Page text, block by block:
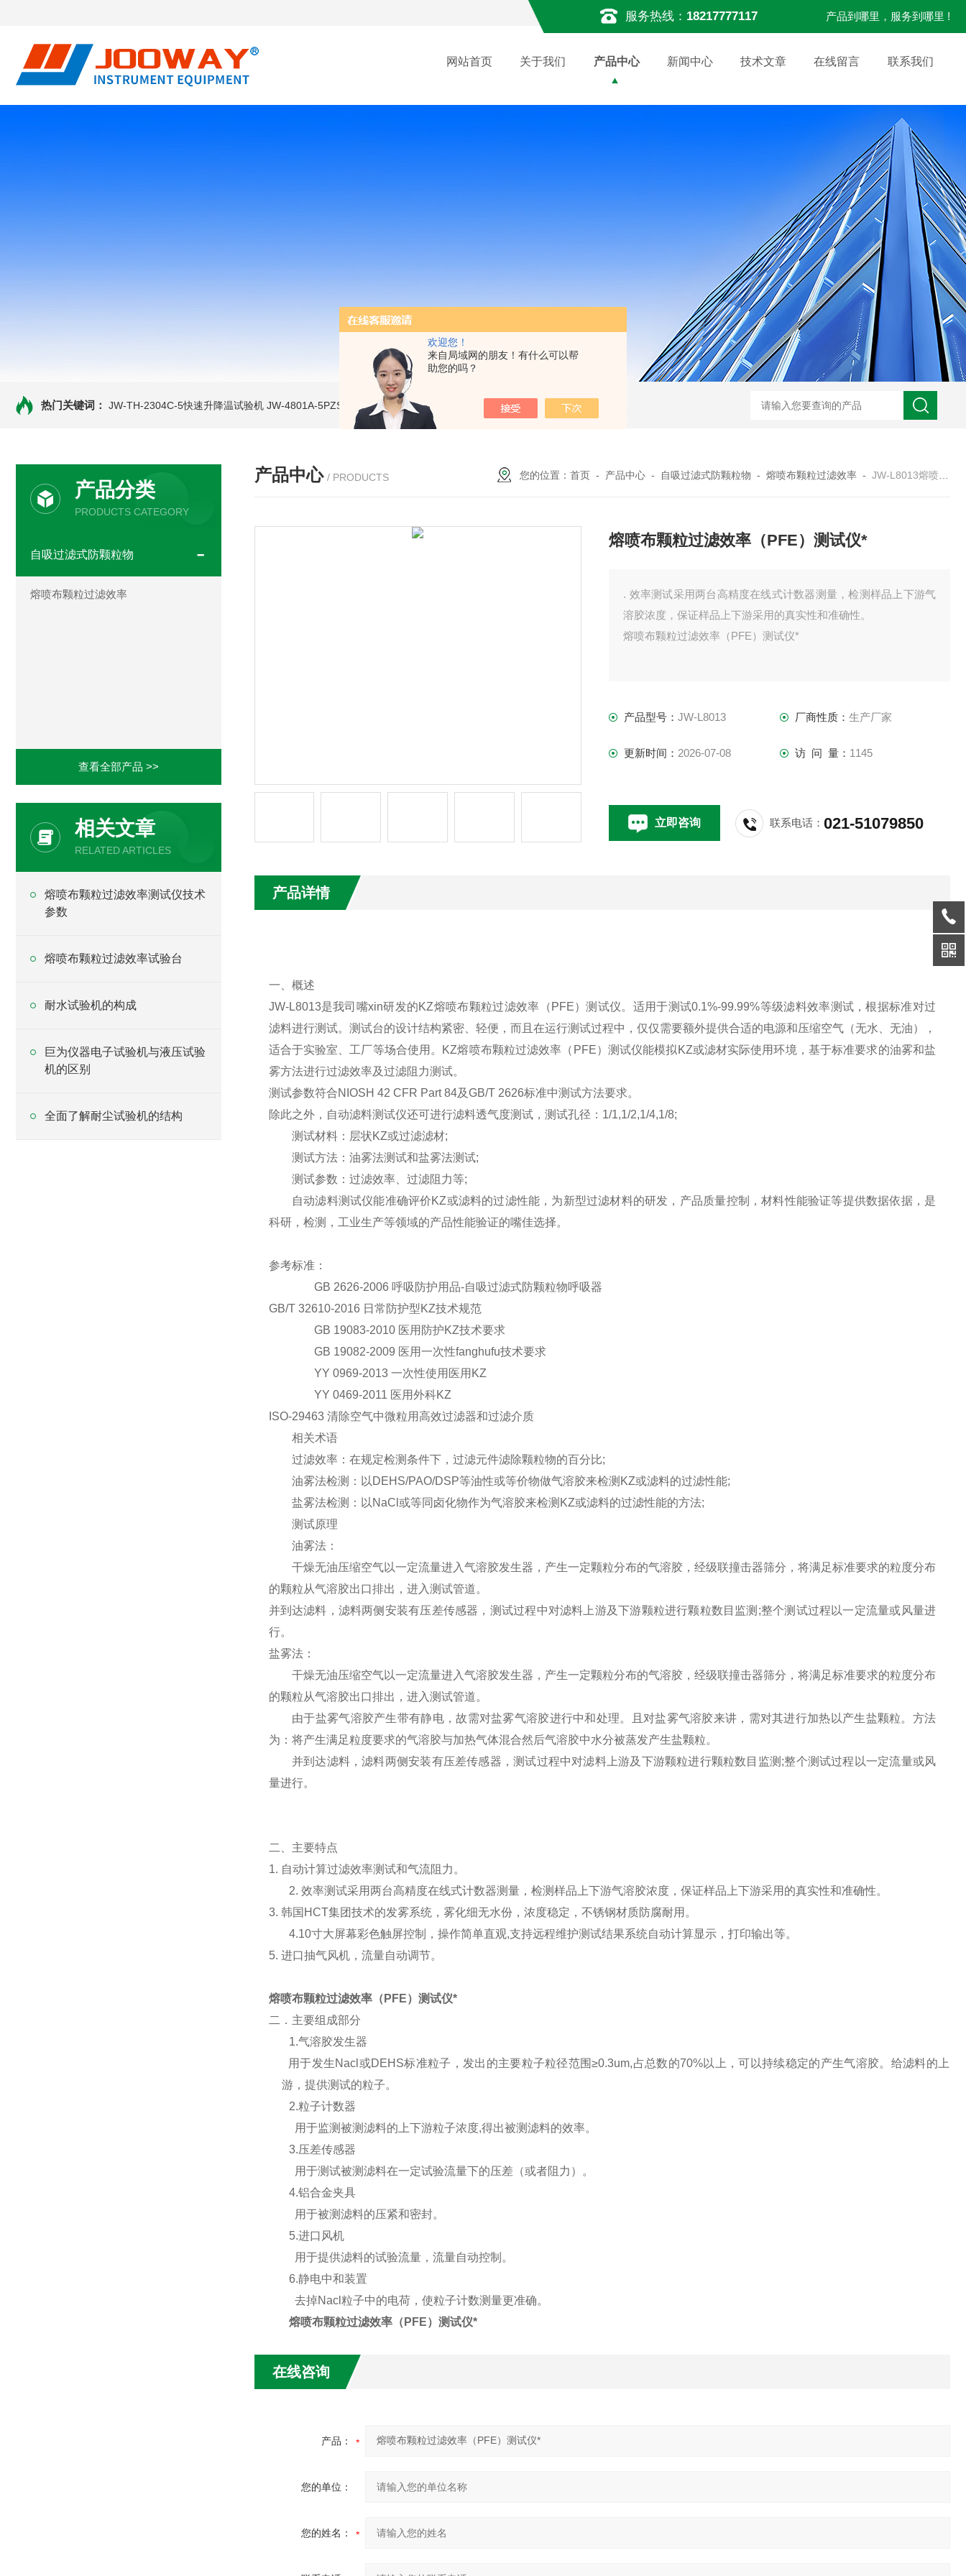
欢迎您！
来自局域网的朋友！有什么可以帮
助您的吗？
服务热线： 18217777117 产品到哪里，服务到哪里 !
网站首页 关于我们 产品中心 新闻中心 技术文章 在线留言 联系我们
热门关键词： JW-TH-2304C-5快速升降温试验机 JW-4801A-5PZSH膨胀水壶全自动爆破试验台 JW-2204B-204低温试验箱 JW-5405A复合盐雾试验箱
产品分类
PRODUCTS CATEGORY
自吸过滤式防颗粒物
熔喷布颗粒过滤效率
查看全部产品 >>
相关文章
RELATED ARTICLES
熔喷布颗粒过滤效率测试仪技术
参数
熔喷布颗粒过滤效率试验台
耐水试验机的构成
巨为仪器电子试验机与液压试验
机的区别
全面了解耐尘试验机的结构
产品中心 / PRODUCTS 您的位置：首页 - 产品中心 - 自吸过滤式防颗粒物 -熔喷布颗粒过滤效率 -JW-L8013熔喷布颗粒过滤效率（PFE）测试仪*
熔喷布颗粒过滤效率（PFE）测试仪*
. 效率测试采用两台高精度在线式计数器测量，检测样品上下游气
溶胶浓度，保证样品上下游采用的真实性和准确性。
熔喷布颗粒过滤效率（PFE）测试仪*
产品型号：JW-L8013 厂商性质： 生产厂家
更新时间： 2026-07-08 访 问 量： 1145
立即咨询 联系电话：021-51079850
产品详情
一、概述
JW-L8013是我司 嘴xin研发的KZ熔喷布颗粒过滤效率（PFE）测试仪。适用于测试0.1%-99.99%等级滤料效率测试，根据标准对过
滤料进行测试。测试台的设计结构紧密、轻便，而且在运行测试过程中，仅仅需要额外提供合适的电源和压缩空气（无水、无油），
适合于实验室、工厂等场合使用。
KZ熔喷布颗粒过滤效率（PFE）测试仪能模拟 KZ或滤材实际使用环境，基于标准要求的油雾和盐
雾方法进行过滤效率及过滤阻力测试。
测试参数符合NIOSH 42 CFR Part 84及GB/T 2626标准中测试方法要求。
除此之外，自动滤料测试仪还可进行滤料透气度测试，测试孔径：1/1,1/2,1/4,1/8;
测试材料：层状KZ或过滤滤材;
测试方法：油雾法测试和盐雾法测试;
测试参数：过滤效率、过滤阻力等;
自动滤料测试仪能准确评价KZ或滤料的过滤性能，为新型过滤材料的研发，产品质量控制，材料性能验证等提供数据依据，是
科研，检测，工业生产等领域的产品性能验证的嘴佳选择。
参考标准：
GB 2626-2006 呼吸防护用品-自吸过滤式防颗粒物呼吸器
GB/T 32610-2016 日常防护型KZ技术规范
GB 19083-2010 医用防护KZ技术要求
GB 19082-2009 医用一次性fanghufu技术要求
YY 0969-2013 一次性使用医用 KZ
YY 0469-2011 医用外科KZ
ISO-29463 清除空气中微粒用高效过滤器和过滤介质
相关术语
过滤效率：在规定检测条件下，过滤元件滤除颗粒物的百分比;
油雾法检测：以DEHS/PAO/DSP等油性或等价物做气溶胶来检测 KZ或滤料的过滤性能;
盐雾法检测：以NaCl或等同卤化物作为气溶胶来检测 KZ或滤料的过滤性能的方法;
测试原理
油雾法：
干燥无油压缩空气以一定流量进入气溶胶发生器，产生一定颗粒分布的气溶胶，经级联撞击器筛分，将满足标准要求的粒度分布
的颗粒从气溶胶出口排出，进入测试管道。
并到达滤料，滤料两侧安装有压差传感器，测试过程中对滤料上游及下游颗粒进行颗粒数目监测;整个测试过程以一定流量或风量进
行。
盐雾法：
干燥无油压缩空气以一定流量进入气溶胶发生器，产生一定颗粒分布的气溶胶，经级联撞击器筛分，将满足标准要求的粒度分布
的颗粒从气溶胶出口排出，进入测试管道。
由于盐雾气溶胶产生带有静电，故需对盐雾气溶胶进行中和处理。且对盐雾气溶胶来讲，需对其进行加热以产生盐颗粒。方法
为：将产生满足粒度要求的气溶胶与加热气体混合然后气溶胶中水分被蒸发产生盐颗粒。
并到达滤料，滤料两侧安装有压差传感器，测试过程中对滤料上游及下游颗粒进行颗粒数目监测;整个测试过程以一定流量或风
量进行。
二、主要特点
1. 自动计算过滤效率测试和气流阻力。
2. 效率测试采用两台高精度在线式计数器测量，检测样品上下游气溶胶浓度，保证样品上下游采用的真实性和准确性。
3. 韩国HCT集团技术的发雾系统，雾化细无水份，浓度稳定，不锈钢材质防腐耐用。
4.10寸大屏幕彩色触屏控制，操作简单直观,支持远程维护测试结果系统自动计算显示，打印输出等。
5. 进口抽气风机，流量自动调节。
熔喷布颗粒过滤效率（PFE）测试仪*
二．主要组成部分
1.气溶胶发生器
用于发生Nacl或DEHS标准粒子，发出的主要粒子粒径范围≥0.3um,占总数的70%以上，可以持续稳定的产生气溶胶。给滤料的上
游，提供测试的粒子。
2.粒子计数器
用于监测被测滤料的上下游粒子浓度,得出被测滤料的效率。
3.压差传感器
用于测试被测滤料在一定试验流量下的压差（或者阻力）。
4.铝合金夹具
用于被测滤料的压紧和密封。
5.进口风机
用于提供滤料的试验流量，流量自动控制。
6.静电中和装置
去掉Nacl粒子中的电荷，使粒子计数测量更准确。
熔喷布颗粒过滤效率（PFE）测试仪*
在线咨询
产品：
您的单位：
您的姓名：